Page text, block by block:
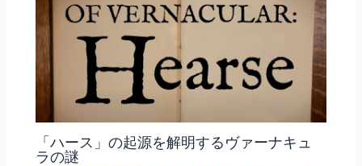
「ハース」の起源を解明するヴァーナキュ
ラの謎